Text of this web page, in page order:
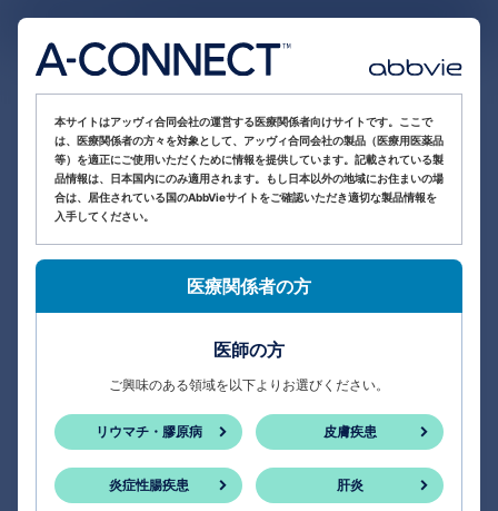
本サイトはアッヴィ合同会社の運営する医療関係者向けサイトです。ここで
は、医療関係者の方々を対象として、アッヴィ合同会社の製品（医療用医薬品
等）を適正にご使用いただくために情報を提供しています。記載されている製
品情報は、日本国内にのみ適用されます。もし日本以外の地域にお住まいの場
合は、居住されている国のAbbVieサイトをご確認いただき適切な製品情報を
入手してください。
医療関係者の方
医師の方
ご興味のある領域を以下よりお選びください。
リウマチ・膠原病 皮膚疾患
炎症性腸疾患 肝炎